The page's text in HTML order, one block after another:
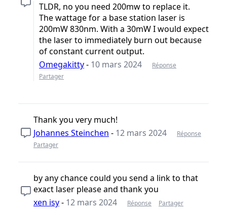
TLDR, no you need 200mw to replace it.
The wattage for a base station laser is
200mW 830nm. With a 30mW I would expect
the laser to immediately burn out because
of constant current output.
Omegakitty- 10 mars 2024
Réponse
Partager
Thank you very much!
Johannes Steinchen - 12 mars 2024
Réponse
Partager
by any chance could you send a link to that
exact laser please and thank you
xen isy- 12 mars 2024 Réponse Partager